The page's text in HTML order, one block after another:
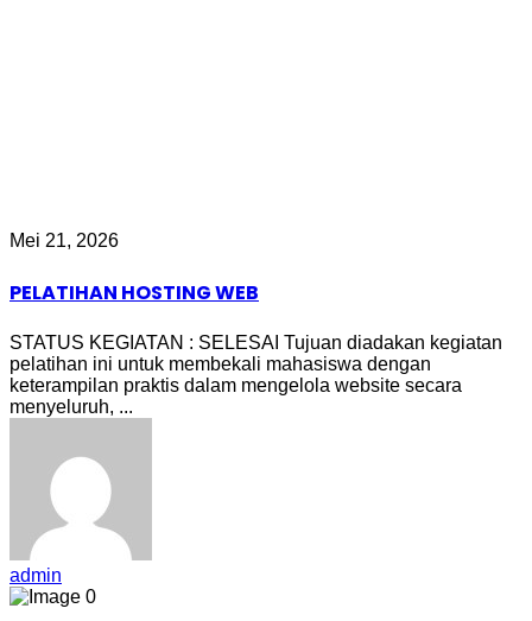
Mei 21, 2026
PELATIHAN HOSTING WEB
STATUS KEGIATAN : SELESAI Tujuan diadakan kegiatan
pelatihan ini untuk membekali mahasiswa dengan
keterampilan praktis dalam mengelola website secara
menyeluruh, ...
admin
0